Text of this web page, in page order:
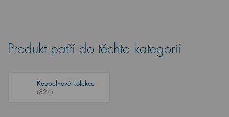
Produkt patří do těchto kategorií
Koupelnové kolekce
(824)